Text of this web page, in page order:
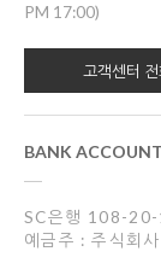
PM 17:00)
고객센터
BANK ACCOUNT
SC은행 108-
예금주 : 주식회